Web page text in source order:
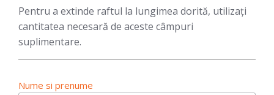
Pentru a extinde raftul la lungimea dorită, utilizați
cantitatea necesară de aceste câmpuri
suplimentare.
Nume si prenume